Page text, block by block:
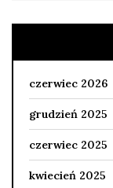
czerwiec 2026
grudzień 2025
czerwiec 2025
kwiecień 2025